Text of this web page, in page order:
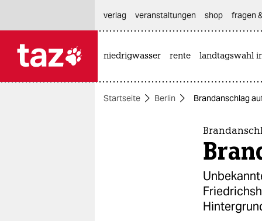
themen
verlag
veranstaltungen shop fragen
niedrigwasser rente landtagswahl
Startseite Berlin Brandanschlag